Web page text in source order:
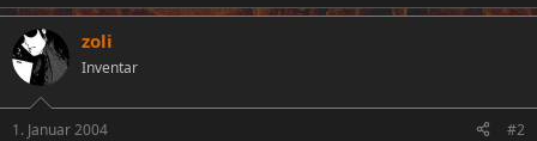
zoli
Inventar
1. Januar 2004 #2